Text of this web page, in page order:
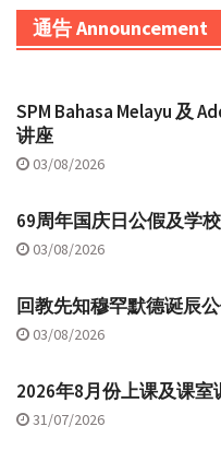
通告 Announcement
SPM Bahasa Melayu 及
讲座
03/08/2026
69周年国庆日公假及学
03/08/2026
回教先知穆罕默德诞辰
03/08/2026
2026年8月份上课及课室
31/07/2026